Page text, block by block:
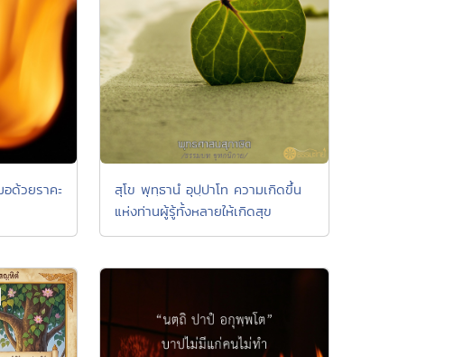
ด้วยราคะ
สุโข พุทฺธานํ อุปฺปาโท ความเกิดขึ้น
แห่งท่านผู้รู้ทั้งหลายให้เกิดสุข